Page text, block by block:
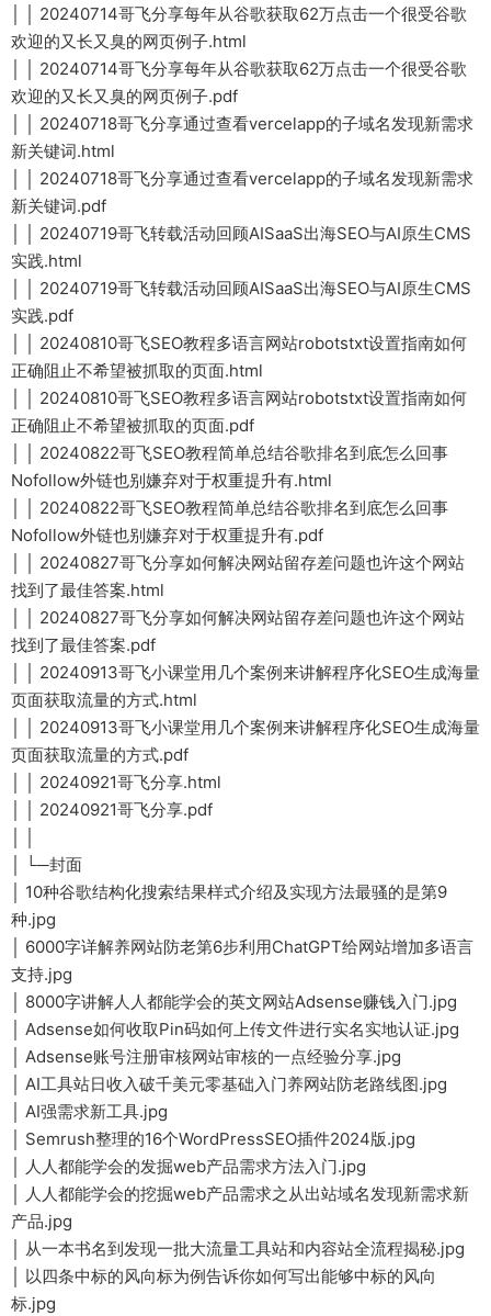
│ │ 20240714哥飞分享每年从谷歌获取62万点击一个很受谷歌
欢迎的又长又臭的网页例子.html
│ │ 20240714哥飞分享每年从谷歌获取62万点击一个很受谷歌
欢迎的又长又臭的网页例子.pdf
│ │ 20240718哥飞分享通过查看vercelapp的子域名发现新需求
新关键词.html
│ │ 20240718哥飞分享通过查看vercelapp的子域名发现新需求
新关键词.pdf
│ │ 20240719哥飞转载活动回顾AISaaS出海SEO与AI原生CMS
实践.html
│ │ 20240719哥飞转载活动回顾AISaaS出海SEO与AI原生CMS
实践.pdf
│ │ 20240810哥飞SEO教程多语言网站robotstxt设置指南如何
正确阻止不希望被抓取的页面.html
│ │ 20240810哥飞SEO教程多语言网站robotstxt设置指南如何
正确阻止不希望被抓取的页面.pdf
│ │ 20240822哥飞SEO教程简单总结谷歌排名到底怎么回事
Nofollow外链也别嫌弃对于权重提升有.html
│ │ 20240822哥飞SEO教程简单总结谷歌排名到底怎么回事
Nofollow外链也别嫌弃对于权重提升有.pdf
│ │ 20240827哥飞分享如何解决网站留存差问题也许这个网站
找到了最佳答案.html
│ │ 20240827哥飞分享如何解决网站留存差问题也许这个网站
找到了最佳答案.pdf
│ │ 20240913哥飞小课堂用几个案例来讲解程序化SEO生成海量
页面获取流量的方式.html
│ │ 20240913哥飞小课堂用几个案例来讲解程序化SEO生成海量
页面获取流量的方式.pdf
│ │ 20240921哥飞分享.html
│ │ 20240921哥飞分享.pdf
│ └─封面
│ 10种谷歌结构化搜索结果样式介绍及实现方法最骚的是第9
种.jpg
│ 6000字详解养网站防老第6步利用ChatGPT给网站增加多语言
支持.jpg
│ 8000字讲解人人都能学会的英文网站Adsense赚钱入门.jpg
│ Adsense如何收取Pin码如何上传文件进行实名实地认证.jpg
│ Adsense账号注册审核网站审核的一点经验分享.jpg
│ AI工具站日收入破千美元零基础入门养网站防老路线图.jpg
│ AI强需求新工具.jpg
│ Semrush整理的16个WordPressSEO插件2024版.jpg
│ 人人都能学会的发掘web产品需求方法入门.jpg
│ 人人都能学会的挖掘web产品需求之从出站域名发现新需求新
产品.jpg
│ 从一本书名到发现一批大流量工具站和内容站全流程揭秘.jpg
│ 以四条中标的风向标为例告诉你如何写出能够中标的风向
标.jpg